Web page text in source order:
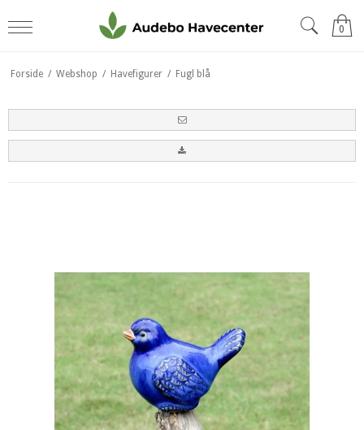
0
Forside / Webshop / Havefigurer / Fugl blå